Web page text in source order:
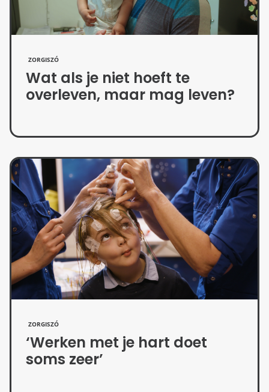
ZORGISZÓ
Wat als je niet hoeft te
overleven, maar mag leven?
ZORGISZÓ
‘Werken met je hart doet
soms zeer’